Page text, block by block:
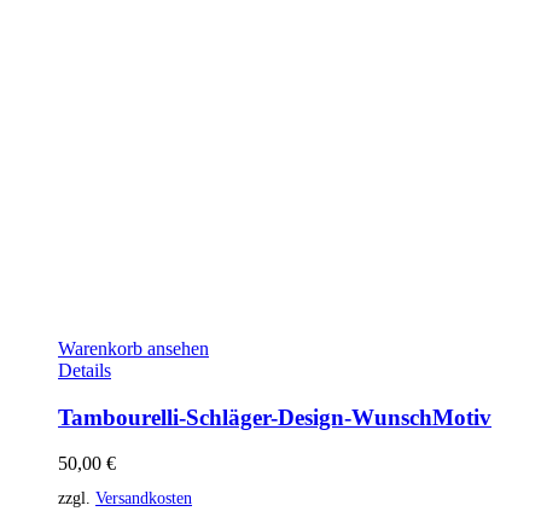
Warenkorb ansehen
Details
Tambourelli-Schläger-Design-WunschMotiv
50,00 €
zzgl. Versandkosten